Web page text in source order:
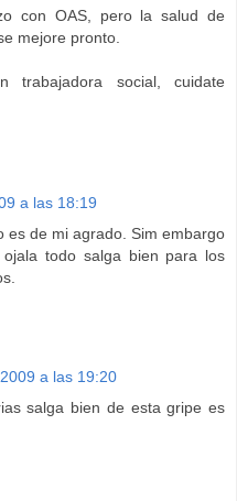
con OAS, pero la salud de
mejore pronto.
trabajadora social, cuidate
a las 18:19
es de mi agrado. Sim embargo
todo salga bien para los
a las 19:20
salga bien de esta gripe es